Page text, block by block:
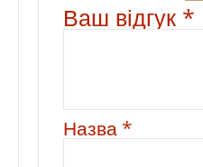
Ваш відгук *
Назва *